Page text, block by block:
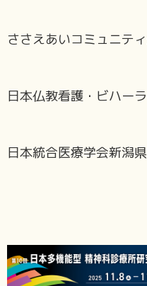
ささえあいコミュニテ
日本仏教看護・ビハー
日本統合医療学会新潟